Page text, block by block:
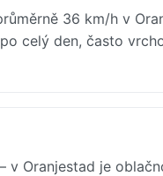
36 km/h v
celý den, často
Oranjestad je